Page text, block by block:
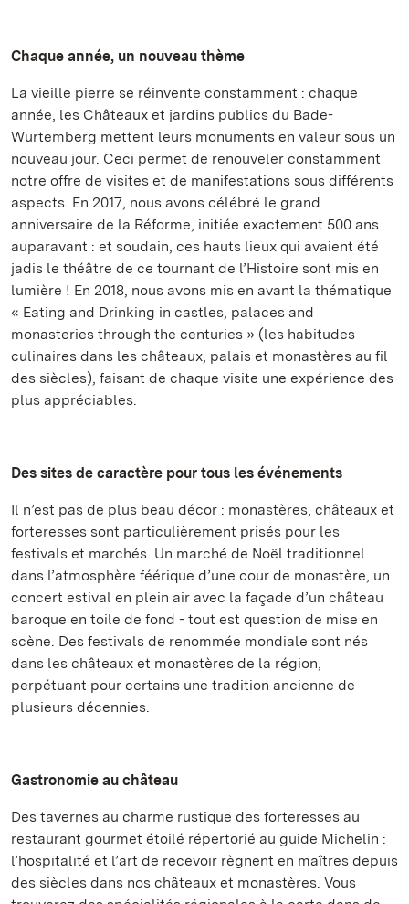
Chaque année, un nouveau thème
La vieille pierre se réinvente constamment : chaque
année, les Châteaux et jardins publics du Bade-
Wurtemberg mettent leurs monuments en valeur sous un
nouveau jour. Ceci permet de renouveler constamment
notre offre de visites et de manifestations sous différents
aspects. En 2017, nous avons célébré le grand
anniversaire de la Réforme, initiée exactement 500 ans
auparavant : et soudain, ces hauts lieux qui avaient été
jadis le théâtre de ce tournant de l’Histoire sont mis en
lumière ! En 2018, nous avons mis en avant la thématique
« Eating and Drinking in castles, palaces and
monasteries through the centuries » (les habitudes
culinaires dans les châteaux, palais et monastères au fil
des siècles), faisant de chaque visite une expérience des
plus appréciables.
Des sites de caractère pour tous les événements
Il n’est pas de plus beau décor : monastères, châteaux et
forteresses sont particulièrement prisés pour les
festivals et marchés. Un marché de Noël traditionnel
dans l’atmosphère féérique d’une cour de monastère, un
concert estival en plein air avec la façade d’un château
baroque en toile de fond - tout est question de mise en
scène. Des festivals de renommée mondiale sont nés
dans les châteaux et monastères de la région,
perpétuant pour certains une tradition ancienne de
plusieurs décennies.
Gastronomie au château
Des tavernes au charme rustique des forteresses au
restaurant gourmet étoilé répertorié au guide Michelin :
l’hospitalité et l’art de recevoir règnent en maîtres depuis
des siècles dans nos châteaux et monastères. Vous